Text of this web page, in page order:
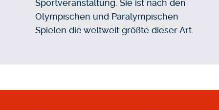
Sportveranstaltung. Sie ist nach den
Olympischen und Paralympischen
Spielen die weltweit größte dieser Art.